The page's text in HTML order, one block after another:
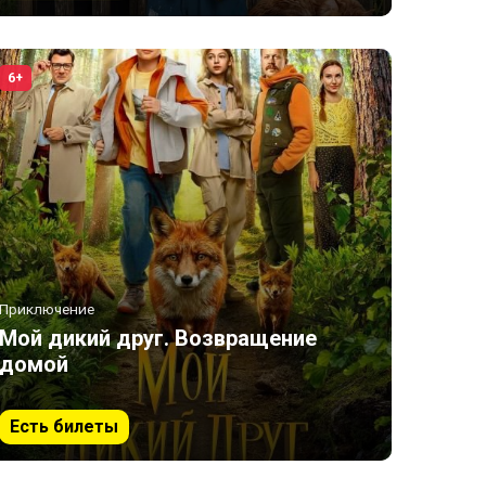
6+
Приключение
Мой дикий друг. Возвращение
домой
Есть билеты